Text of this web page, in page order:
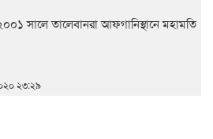
সালে তালেবানরা আফগানিস্থানে মহামতি
২৩:২৯